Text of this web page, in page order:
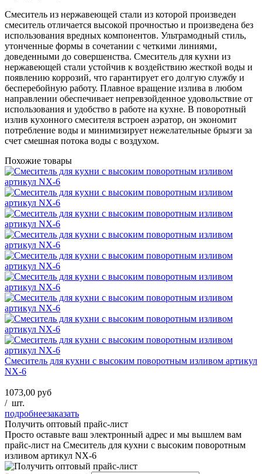
Смеситель из нержавеющей стали из которой произведен
смеситель отличается высокой прочностью и произведена без
использования вредных компонентов. Ультрамодный стиль,
утонченные формы в сочетании с четкими линиями,
доведенными до совершенства. Смеситель для кухни из
нержавеющей стали устойчив к воздействию жесткой воды и
появлению коррозий, что гарантирует его долгую службу и
бесперебойную работу. Плавное вращение излива в любом
направлении обеспечивает непревзойденное удовольствие от
использования и удобство в работе на кухне. В поворотный
излив кухонного смесителя встроен аэратор, он экономит
потребление воды и минимизирует нежелательные брызги за
счет смешная потока воды с воздухом.
Похожие товары
Смеситель для кухни с высоким поворотным изливом артикул
NX-6
1073,00 руб
/ шт.
подробнеезаказать
Получить оптовый прайс-лист
Просто оставьте ваш электронный адрес и мы вышлем вам
прайс-лист на Смеситель для кухни с высоким поворотным
изливом артикул NX-6